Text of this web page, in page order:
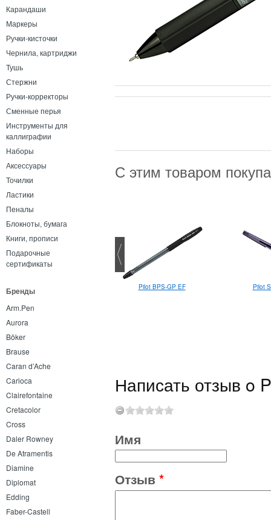
Карандаши
Маркеры
Ручки-кисточки
Чернила, картриджи
Тушь
Стержни
Ручки-корректоры
Сменные перья
Инструменты для
каллиграфии
Наборы
Аксессуары
Точилки
Ластики
Пеналы
Блокноты, бумага
Книги, прописи
Подарочные
сертификаты
Бренды
Arm.Pen
Aurora
Böker
Brause
Caran d’Ache
Carioca
Clairefontaine
Cretacolor
Cross
Daler Rowney
De Atramentis
Diamine
Diplomat
Edding
Faber-Castell
С этим товаром
Pilot BPS-GP EF Pilot
Написать отзыв o
Имя
Отзыв *